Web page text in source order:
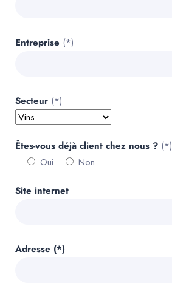
Entreprise (*)
Secteur(*)
Êtes-vous déjà client chez nous ?(*)
Oui
Non
Site internet
Adresse (*)